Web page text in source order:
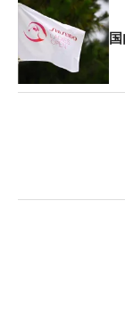
そんな成田が
男子ツアーに
計、『リシャ
ール・ミルフ